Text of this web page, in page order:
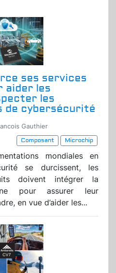
ses services
aider les
les
de cybersécurité
Gauthier
Composant
Microchip
mondiales en
se durcissent, les
doivent intégrer la
pour assurer leur
en vue d’aider les...